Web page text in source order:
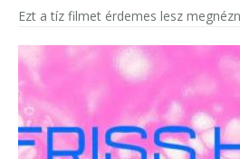
Ezt a tíz filmet érdemes lesz